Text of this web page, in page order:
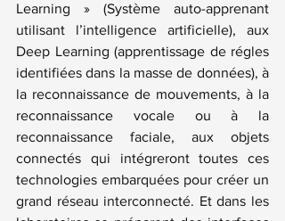
Learning » (Système auto-apprenant
utilisant l’intelligence artificielle), aux
Deep Learning (apprentissage de régles
identifiées dans la masse de données), à
la reconnaissance de mouvements, à la
reconnaissance vocale ou à la
reconnaissance faciale, aux objets
connectés qui intégreront toutes ces
technologies embarquées pour créer un
grand réseau interconnecté. Et dans les